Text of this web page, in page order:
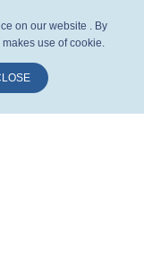
on our website . By
use of cookie.